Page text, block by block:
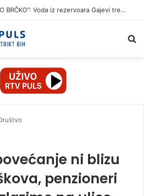
JP “KOMUNALNO BRČKO”: Voda iz rezervoara Gajevi trenutno nije za piće
ni blizu
penzioneri